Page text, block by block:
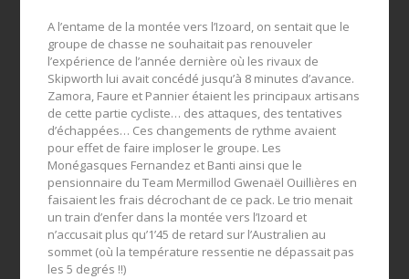
A l’entame de la montée vers l’Izoard, on sentait que le
groupe de chasse ne souhaitait pas renouveler
l’expérience de l’année dernière où les rivaux de
Skipworth lui avait concédé jusqu’à 8 minutes d’avance.
Zamora, Faure et Pannier étaient les principaux artisans
de cette partie cycliste… des attaques, des tentatives
d’échappées… Ces changements de rythme avaient
pour effet de faire imploser le groupe. Les
Monégasques Fernandez et Banti ainsi que le
pensionnaire du Team Mermillod Gwenaël Ouillières en
faisaient les frais décrochant de ce pack. Le trio menait
un train d’enfer dans la montée vers l’Izoard et
n’accusait plus qu’1’45 de retard sur l’Australien au
sommet (où la température ressentie ne dépassait pas
les 5 degrés !!)